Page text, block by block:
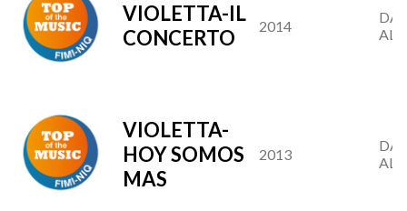
VIOLETTA-IL
CONCERTO
2014
AL
VIOLETTA-
HOY SOMOS
MAS
2013
AL